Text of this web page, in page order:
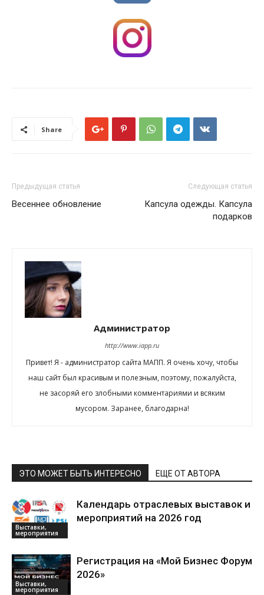
Share
Предыдущая статья
Весеннее обновление
Следующая статья
Капсула одежды. Капсула
подарков
Администратор
http://www.iapp.ru
Привет! Я - администратор сайта МАПП. Я очень хочу, чтобы
наш сайт был красивым и полезным, поэтому, пожалуйста,
не засоряй его злобными комментариями и всяким
мусором. Заранее, благодарна!
ЭТО МОЖЕТ БЫТЬ ИНТЕРЕСНО ЕЩЕ ОТ АВТОРА
Выставки,
мероприятия
Календарь отраслевых выставок и
мероприятий на 2026 год
Выставки,
мероприятия
Регистрация на «Мой Бизнес Форум
2026»